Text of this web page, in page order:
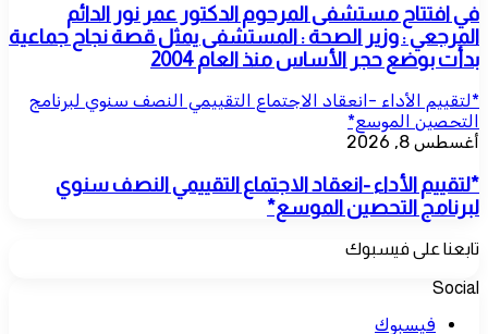
في افتتاح مستشفى المرحوم الدكتور عمر نور الدائم
المرجعي : وزير الصحة : المستشفى يمثل قصة نجاح جماعية
بدأت بوضع حجر الأساس منذ العام 2004
*لتقييم الأداء -انعقاد الاجتماع التقييمي النصف سنوي لبرنامج
التحصين الموسع*
أغسطس 8, 2026
*لتقييم الأداء -انعقاد الاجتماع التقييمي النصف سنوي
لبرنامج التحصين الموسع*
تابعنا على فيسبوك
Social
فيسبوك